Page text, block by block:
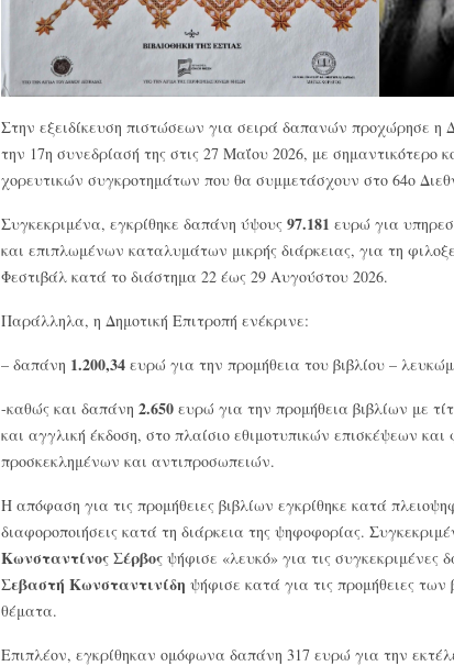
Στην εξειδίκευση πιστώσεων για σειρά δαπανών προχώρησε η
την 17η συνεδρίασή της στις 27 Μαΐου 2026, με σημαντικότερο
χορευτικών συγκροτημάτων που θα συμμετάσχουν στο 64ο
Συγκεκριμένα, εγκρίθηκε δαπάνη ύψους 97.181 ευρώ για
και επιπλωμένων καταλυμάτων μικρής διάρκειας, για τη
Φεστιβάλ κατά το διάστημα 22 έως 29 Αυγούστου 2026.
Παράλληλα, η Δημοτική Επιτροπή ενέκρινε:
– δαπάνη 1.200,34 ευρώ για την προμήθεια του βιβλίου –
-καθώς και δαπάνη 2.650 ευρώ για την προμήθεια βιβλίων με
και αγγλική έκδοση, στο πλαίσιο εθιμοτυπικών επισκέψεων και
προσκεκλημένων και αντιπροσωπειών.
Η απόφαση για τις προμήθειες βιβλίων εγκρίθηκε κατά
διαφοροποιήσεις κατά τη διάρκεια της ψηφοφορίας.
Κωνσταντίνος Σέρβος ψήφισε «λευκό» για τις συγκεκριμένες
Σεβαστή Κωνσταντινίδη ψήφισε κατά για τις προμήθειες
θέματα.
Επιπλέον, εγκρίθηκαν ομόφωνα δαπάνη 317 ευρώ για την